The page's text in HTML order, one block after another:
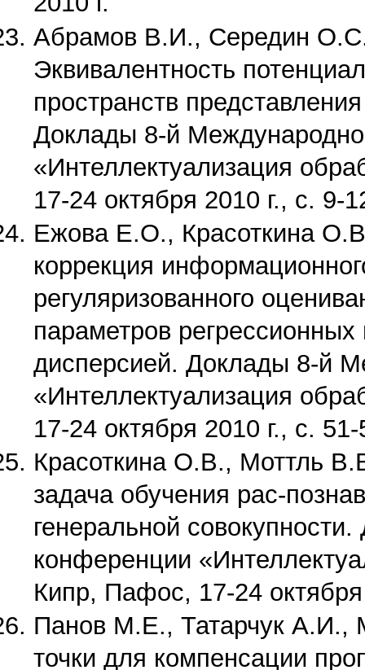
Абрамов В.И., Середин
Эквивалентность
пространств
Доклады 8-й
«Интеллектуализация
17-24 октября 2010 г., с. 9-
Ежова Е.О., Красоткина
коррекция
регуляризованного
параметров
дисперсией. Доклады 8-й
«Интеллектуализация
17-24 октября 2010 г., с.
Красоткина О.В., Моттль
задача обучения рас-
генеральной
конференции
Кипр, Пафос, 17-24
Панов М.Е., Татарчук А.И.,
точки для компенсации